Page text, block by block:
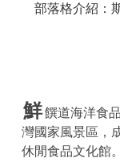
部落格介紹：
鮮饌道海洋食
灣國家風景區，
休閒食品文化館